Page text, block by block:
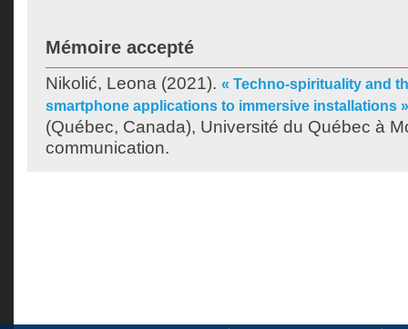
Mémoire accepté
Nikolić, Leona (2021). « Techno-spirituality and
smartphone applications to immersive installations »
(Québec, Canada), Université du Québec à
communication.